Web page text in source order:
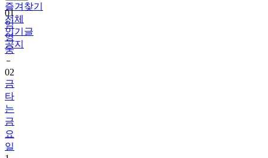
즐겨찾기
전체
인기글
공지
01
임
영
웅
02
금
타
는
금
요
일